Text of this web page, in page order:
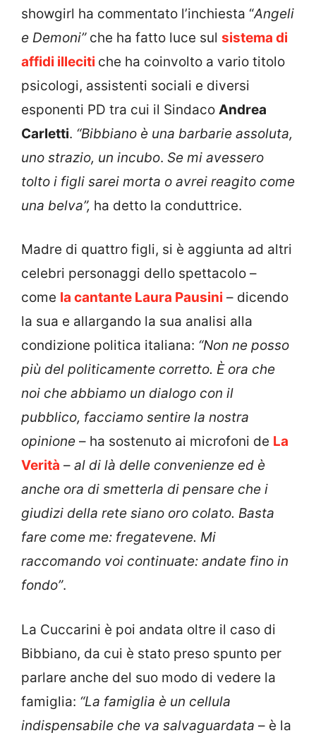
showgirl ha commentato l’inchiesta “Angeli
e Demoni”che ha fatto luce sul sistema di
affidi illeciti che ha coinvolto a vario titolo
psicologi, assistenti sociali e diversi
esponenti PD tra cui il Sindaco Andrea
Carletti. “Bibbiano è una barbarie assoluta,
uno strazio, un incubo. Se mi avessero
tolto i figli sarei morta o avrei reagito come
una belva”, ha detto la conduttrice.
Madre di quattro figli, si è aggiunta ad altri
celebri personaggi dello spettacolo –
come la cantante Laura Pausini – dicendo
la sua e allargando la sua analisi alla
condizione politica italiana: “Non ne posso
più del politicamente corretto. È ora che
noi che abbiamo un dialogo con il
pubblico, facciamo sentire la nostra
opinione – ha sostenuto ai microfoni de La
Verità – al di là delle convenienze ed è
anche ora di smetterla di pensare che i
giudizi della rete siano oro colato. Basta
fare come me: fregatevene. Mi
raccomando voi continuate: andate fino in
fondo”.
La Cuccarini è poi andata oltre il caso di
Bibbiano, da cui è stato preso spunto per
parlare anche del suo modo di vedere la
famiglia: “La famiglia è un cellula
indispensabile che va salvaguardata – è la